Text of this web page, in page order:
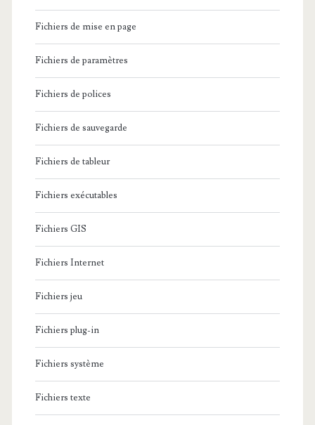
Fichiers de mise en page
Fichiers de paramètres
Fichiers de polices
Fichiers de sauvegarde
Fichiers de tableur
Fichiers exécutables
Fichiers GIS
Fichiers Internet
Fichiers jeu
Fichiers plug-in
Fichiers système
Fichiers texte